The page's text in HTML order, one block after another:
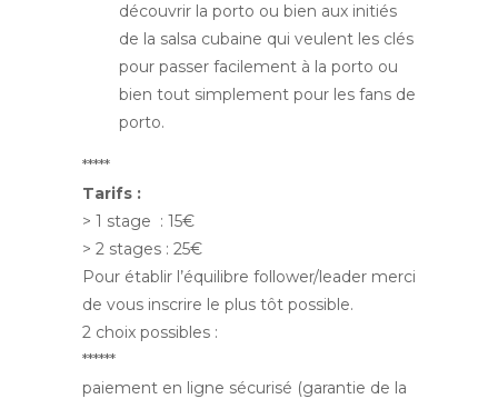
découvrir la porto ou bien aux initiés
de la salsa cubaine qui veulent les clés
pour passer facilement à la porto ou
bien tout simplement pour les fans de
porto.
*****
Tarifs :
> 1 stage : 15€
> 2 stages : 25€
Pour établir l’équilibre follower/leader merci
de vous inscrire le plus tôt possible.
2 choix possibles :
******
paiement en ligne sécurisé (garantie de la